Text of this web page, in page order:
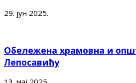
29. јун 2025.
Обележена храмовна и
Лепосавићу